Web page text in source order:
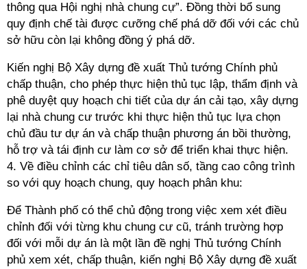
thông qua Hội nghị nhà chung cự”. Đồng thời bổ sung
quy định chế tài được cưỡng chế phá dỡ đối với các chủ
sở hữu còn lại không đồng ý phá dỡ.
Kiến nghị Bộ Xây dựng đề xuất Thủ tướng Chính phủ
chấp thuận, cho phép thực hiện thủ tục lập, thẩm định và
phê duyệt quy hoạch chi tiết của dự án cải tạo, xây dựng
lại nhà chung cư trước khi thực hiện thủ tục lựa chọn
chủ đầu tư dự án và chấp thuận phương án bồi thường,
hỗ trợ và tái định cư làm cơ sở để triển khai thực hiện.
4. Về điều chỉnh các chỉ tiêu dân số, tầng cao công trình
so với quy hoạch chung, quy hoạch phân khu:
Để Thành phố có thể chủ động trong việc xem xét điều
chỉnh đối với từng khu chung cư cũ, tránh trường hợp
đối với mỗi dự án là một lần đề nghị Thủ tướng Chính
phủ xem xét, chấp thuận, kiến nghị Bộ Xây dựng đề xuất